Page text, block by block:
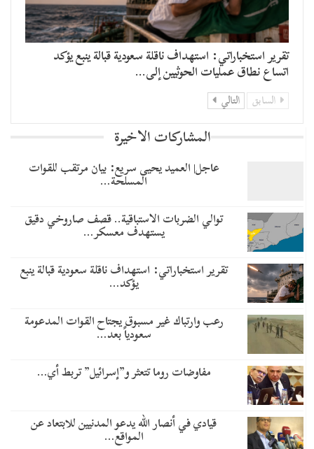
تقرير استخباراتي: استهداف ناقلة سعودية قبالة ينبع يؤكد
اتساع نطاق عمليات الحوثيين إلى…
السابق التالي
المشاركات الاخيرة
عاجل| العميد يحيى سريع: بيان مرتقب للقوات
المسلحة…
توالي الضربات الاستباقية.. قصف صاروخي دقيق
يستهدف معسكر…
تقرير استخباراتي: استهداف ناقلة سعودية قبالة ينبع
يؤكد…
رعب وارتباك غير مسبوق يجتاح القوات المدعومة
سعودياً بعد…
مفاوضات روما تتعثر و”إسرائيل” تربط أي…
قيادي في أنصار الله يدعو المدنيين للابتعاد عن
المواقع…